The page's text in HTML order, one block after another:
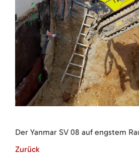
Der Yanmar SV 08 auf engstem
Zurück